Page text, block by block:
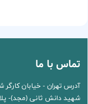
تماس با ما
آدرس تهران - خیابان کارگر
شهید دانش ثانی (مجد)- پلاک 15